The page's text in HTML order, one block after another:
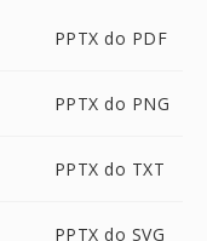
PPTX do PDF
PPTX do PNG
PPTX do TXT
PPTX do SVG